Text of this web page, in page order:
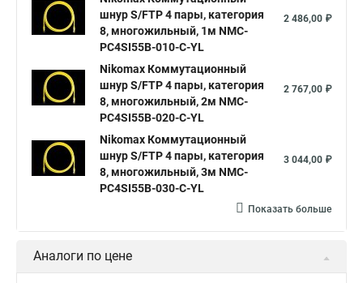
шнур S/FTP 4 пары, категория
8, многожильный, 1м NMC-
PC4SI55B-010-C-YL
2 486,00 ₽
Nikomax Коммутационный
шнур S/FTP 4 пары, категория
8, многожильный, 2м NMC-
PC4SI55B-020-C-YL
2 767,00 ₽
Nikomax Коммутационный
шнур S/FTP 4 пары, категория
8, многожильный, 3м NMC-
PC4SI55B-030-C-YL
3 044,00 ₽
Показать больше
Аналоги по цене